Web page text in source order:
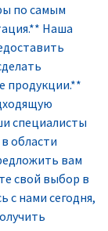
по самым
Наша
продукции.**
специалисты
области
вам
свой выбор в
с нами сегодня,